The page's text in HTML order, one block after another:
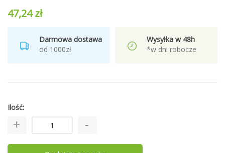
47,24 zł
Darmowa dostawa
od 1000zł
Wysyłka w 48h
*w dni robocze
Ilość